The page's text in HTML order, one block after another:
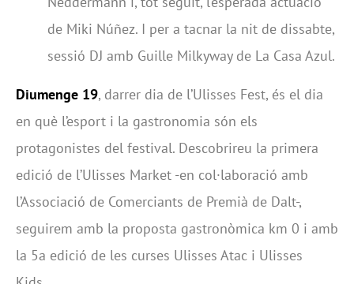
de Miki Núñez. I per a tacnar la nit de dissabte,
sessió DJ amb Guille Milkyway de La Casa Azul.
Diumenge 19, darrer dia de l’Ulisses Fest, és el dia
en què l’esport i la gastronomia són els
protagonistes del festival. Descobrireu la primera
edició de l’Ulisses Market -en col·laboració amb
l’Associació de Comerciants de Premià de Dalt-,
seguirem amb la proposta gastronòmica km 0 i amb
la 5a edició de les curses Ulisses Atac i Ulisses